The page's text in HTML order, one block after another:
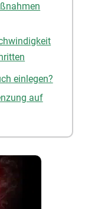
einlegen?
auf